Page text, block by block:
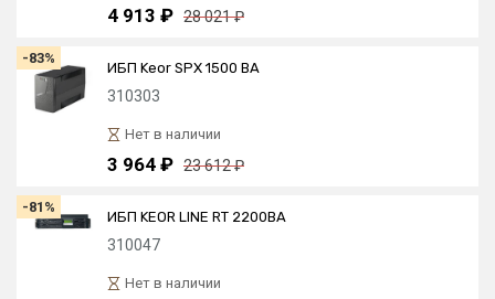
4 913 ₽ 28 021 ₽
-83%
ИБП Keor SPX 1500 ВА
310303
Нет в наличии
3 964 ₽ 23 612 ₽
-81%
ИБП KEOR LINE RT 2200ВА
310047
Нет в наличии